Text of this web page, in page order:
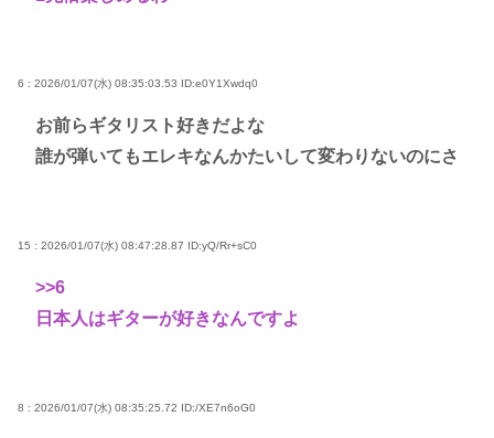
6 : 2026/01/07(水) 08:35:03.53 ID:e0Y1Xwdq0
お前らギタリスト好きだよな
誰が弾いてもエレキなんかたいして変わりないのにさ
15 : 2026/01/07(水) 08:47:28.87 ID:yQ/Rr+sC0
>>6
日本人はギターが好きなんですよ
8 : 2026/01/07(水) 08:35:25.72 ID:/XE7n6oG0